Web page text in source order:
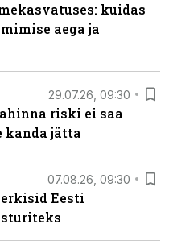
kuidas
aega ja
29.07.26, 09:30
riski ei saa
kanda jätta
07.08.26, 09:30
Eesti